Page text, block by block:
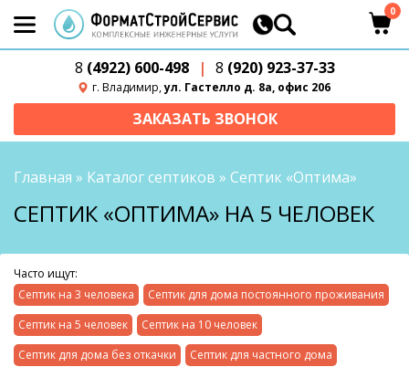
8 (4922) 600-498 | 8 (920) 923-37-33
г. Владимир,ул. Гастелло д. 8а, офис 206
0
ЗАКАЗАТЬ ЗВОНОК
Главная » Каталог септиков » Септик «Оптима»
СЕПТИК «ОПТИМА» НА 5 ЧЕЛОВЕК
Часто ищут:
Септик на 3 человека
Септик для дома постоянного проживания
Септик на 5 человек
Септик на 10 человек
Септик для дома без откачки
Септик для частного дома